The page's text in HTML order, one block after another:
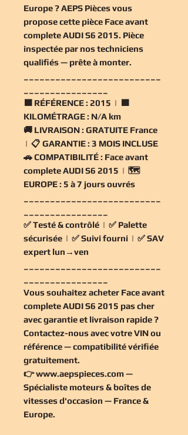
Europe ? AEPS Pièces vous
propose cette pièce Face avant
complete AUDI S6 2015. Pièce
inspectée par nos techniciens
qualifiés — prête à monter.
🟧 RÉFÉRENCE : 2015 | 🟧
KILOMÉTRAGE : N/A km
🚚 LIVRAISON : GRATUITE France
| 📋 GARANTIE : 3 MOIS INCLUSE
🚗COMPATIBILITÉ : Face avant
complete AUDI S6 2015 | 🗺️
EUROPE : 5 à 7 jours ouvrés
✅Testé & contrôlé | ✅ Palette
sécurisée | ✅Suivi fourni | ✅SAV
expert lun→ven
Vous souhaitez acheter Face avant
complete AUDI S6 2015 pas cher
avec garantie et livraison rapide ?
Contactez-nous avec votre VIN ou
référence — compatibilité vérifiée
gratuitement.
👉www.aepspieces.com—
Spécialiste moteurs & boîtes de
vitesses d'occasion — France &
Europe.